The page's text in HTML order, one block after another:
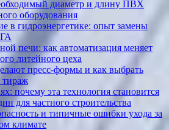
диаметр и длину ПВХ
оборудования
в гидроэнергетике: опыт замены
печи: как автоматизация меняет
литейного цеха
пресс-формы и как выбрать
тираж
почему эта технология становится
для частного строительства
и типичные ошибки ухода за
климате